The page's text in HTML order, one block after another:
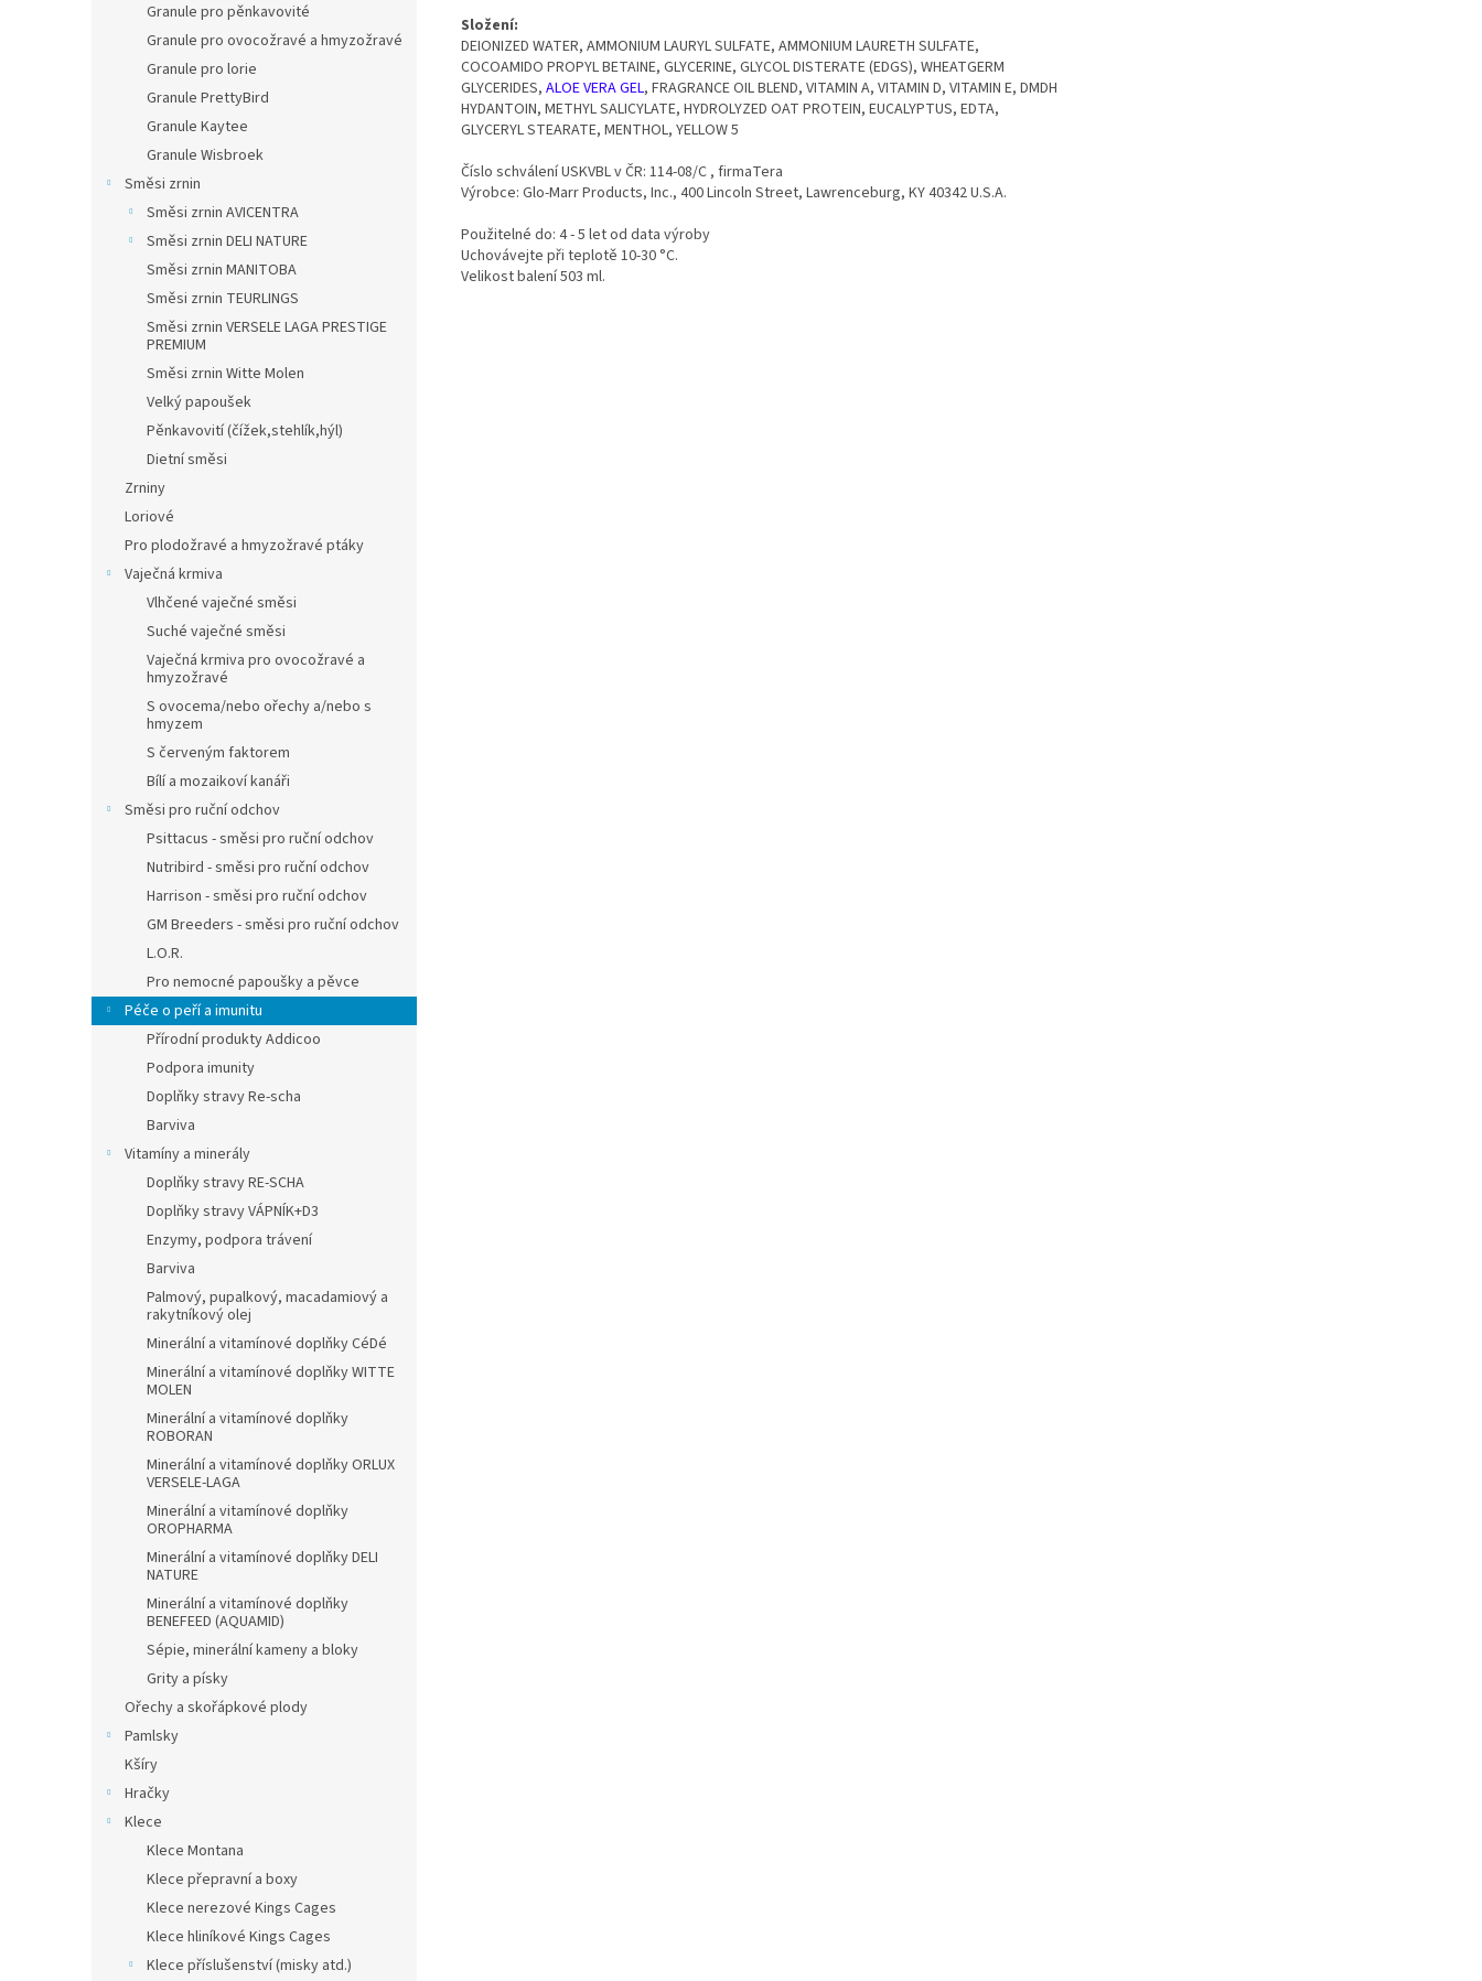
Granule pro pěnkavovité
Granule pro ovocožravé a hmyzožravé
Granule pro lorie
Granule PrettyBird
Granule Kaytee
Granule Wisbroek
Směsi zrnin
Směsi zrnin AVICENTRA
Směsi zrnin DELI NATURE
Směsi zrnin MANITOBA
Směsi zrnin TEURLINGS
Směsi zrnin VERSELE LAGA PRESTIGE
PREMIUM
Směsi zrnin Witte Molen
Velký papoušek
Pěnkavovití (čížek,stehlík,hýl)
Dietní směsi
Zrniny
Loriové
Pro plodožravé a hmyzožravé ptáky
Vaječná krmiva
Vlhčené vaječné směsi
Suché vaječné směsi
Vaječná krmiva pro ovocožravé a
hmyzožravé
S ovocema/nebo ořechy a/nebo s
hmyzem
S červeným faktorem
Bílí a mozaikoví kanáři
Směsi pro ruční odchov
Psittacus - směsi pro ruční odchov
Nutribird - směsi pro ruční odchov
Harrison - směsi pro ruční odchov
GM Breeders - směsi pro ruční odchov
L.O.R.
Pro nemocné papoušky a pěvce
Péče o peří a imunitu
Přírodní produkty Addicoo
Podpora imunity
Doplňky stravy Re-scha
Barviva
Vitamíny a minerály
Doplňky stravy RE-SCHA
Doplňky stravy VÁPNÍK+D3
Enzymy, podpora trávení
Barviva
Palmový, pupalkový, macadamiový a
rakytníkový olej
Minerální a vitamínové doplňky CéDé
Minerální a vitamínové doplňky WITTE
MOLEN
Minerální a vitamínové doplňky
ROBORAN
Minerální a vitamínové doplňky ORLUX
VERSELE-LAGA
Minerální a vitamínové doplňky
OROPHARMA
Minerální a vitamínové doplňky DELI
NATURE
Minerální a vitamínové doplňky
BENEFEED (AQUAMID)
Sépie, minerální kameny a bloky
Grity a písky
Ořechy a skořápkové plody
Pamlsky
Kšíry
Hračky
Klece
Klece Montana
Klece přepravní a boxy
Klece nerezové Kings Cages
Klece hliníkové Kings Cages
Klece příslušenství (misky atd.)
Složení:
DEIONIZED WATER, AMMONIUM LAURYL SULFATE, AMMONIUM LAURETH SULFATE,
COCOAMIDO PROPYL BETAINE, GLYCERINE, GLYCOL DISTERATE (EDGS), WHEATGERM
GLYCERIDES, ALOE VERA GEL, FRAGRANCE OIL BLEND, VITAMIN A, VITAMIN D, VITAMIN E, DMDH
HYDANTOIN, METHYL SALICYLATE, HYDROLYZED OAT PROTEIN, EUCALYPTUS, EDTA,
GLYCERYL STEARATE, MENTHOL, YELLOW 5
Číslo schválení USKVBL v ČR: 114-08/C , firmaTera
Výrobce: Glo-Marr Products, Inc., 400 Lincoln Street, Lawrenceburg, KY 40342 U.S.A.
Použitelné do: 4 - 5 let od data výroby
Uchovávejte při teplotě 10-30 °C.
Velikost balení 503 ml.